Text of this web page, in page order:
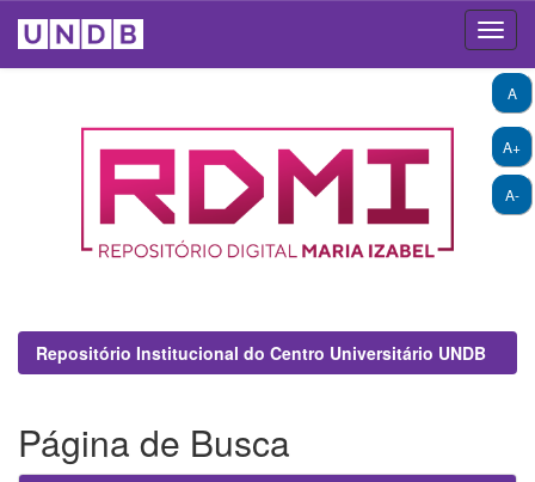
A+
A-
A
Repositório Institucional do Centro Universitário UNDB
Página de Busca